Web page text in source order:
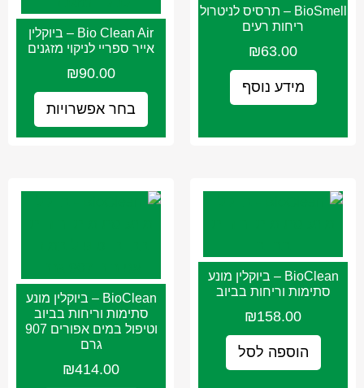
BioSmell – תרסיס לניטרול
ריחות רעים
₪63.00
מידע נוסף
Bio Clean Air – ביוקלין
אייר ספריי לניקוי מזגנים
₪90.00
בחר אפשרויות
BioClean – ביוקלין מונע
סתימות וריחות בביוב
₪158.00
הוספה לסל
BioClean – ביוקלין מונע
סתימות וריחות בביוב
וטיפול במים אפורים 907
גרם
₪414.00